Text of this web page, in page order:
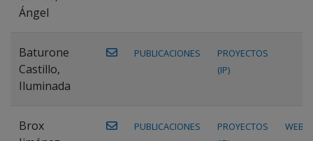
Ángel
Baturone
Castillo,
Iluminada
PUBLICACIONES
PROYECTOS
(IP)
Brox
PUBLICACIONES
PROYECTOS
WEB